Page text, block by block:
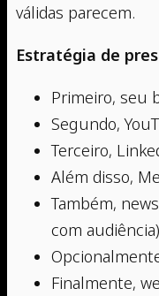
válidas parecem.
Estratégia de
Primeiro, seu
Segundo,
Terceiro,
Além disso,
Também,
com audiência)
Finalmente,